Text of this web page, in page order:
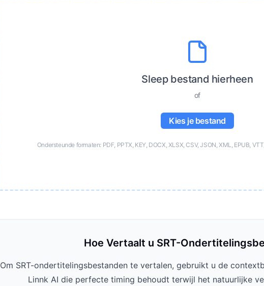
Sleep bestand hierheen
of
Kies je bestand
Ondersteunde formaten: PDF, PPTX, KEY, DOCX, XLSX, CSV, JSON, XML, EPUB,
Hoe Vertaalt u SRT-
Om SRT-ondertitelingsbestanden te vertalen, gebruikt u de
Linnk AI die perfecte timing behoudt terwijl het natuurlijke